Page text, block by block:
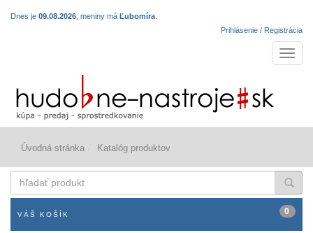
Dnes je 09.08.2026 , meniny má Ľubomíra
Prihlásenie / Registrácia
Úvodná stránka Katalóg produktov
produkt
VÁŠ KOŠÍK 0